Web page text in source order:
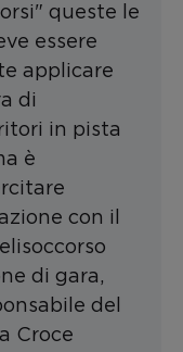
queste le
essere
applicare
di
in pista
è
con il
di gara,
del
Croce